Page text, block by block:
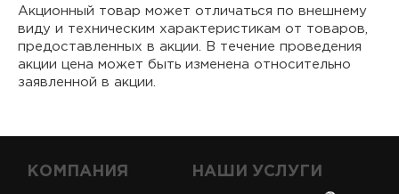
Акционный товар может отличаться по внешнему
виду и техническим характеристикам от товаров,
предоставленных в акции. В течение проведения
акции цена может быть изменена относительно
заявленной в акции.
КОМПАНИЯ НАШИ УСЛУГИ